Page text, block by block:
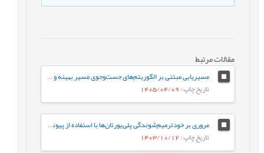
مقالات مرتبط
مسیریابی مبتنی بر الگوریتم‌های جست‌وجوی مسیر بهینه و هموارسازی برای ربات‌های نرم پلیمری در محیط ایستا
تاریخ چاپ: 1405/04/09
مروری بر خودترمیم‌شوندگی پلی‌یورتان‌ها با استفاده از پیوندهای شیمیایی و فیزیکی پویا
تاریخ چاپ: 1403/10/12